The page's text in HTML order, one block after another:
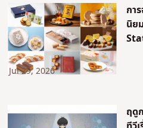
กา
นิย
Jul 29, 2026
ฤดู